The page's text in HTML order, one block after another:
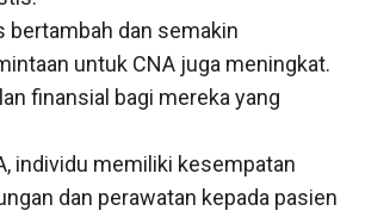
bertambah dan semakin
untuk CNA juga meningkat.
finansial bagi mereka yang
individu memiliki kesempatan
dan perawatan kepada pasien